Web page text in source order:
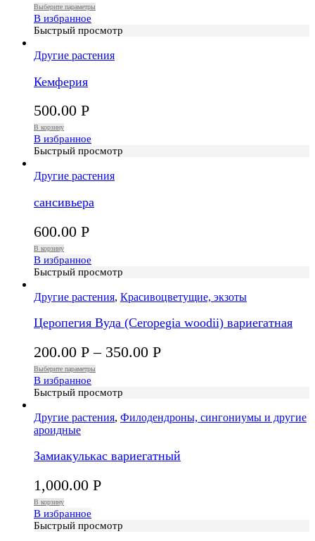
Выберите параметры
В избранное
Быстрый просмотр
Другие растения
Кемферия
500.00 Р
В корзину
В избранное
Быстрый просмотр
Другие растения
сансивьера
600.00 Р
В корзину
В избранное
Быстрый просмотр
Другие растения, Красивоцветущие, экзоты
Церопегия Вуда (Ceropegia woodii) вариегатная
200.00 Р – 350.00 Р
Выберите параметры
В избранное
Быстрый просмотр
Другие растения, Филодендроны, сингониумы и другие
ароидные
Замиакулькас вариегатный
1,000.00 Р
В корзину
В избранное
Быстрый просмотр